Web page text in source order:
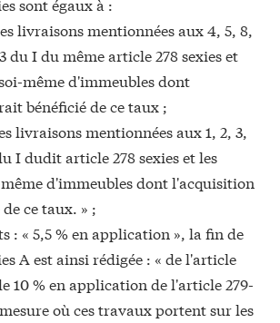
livraisons mentionnées aux 4, 5, 8,
du I du même article 278 sexies et
même d'immeubles dont
bénéficié de ce taux ;
livraisons mentionnées aux 1, 2, 3,
I dudit article 278 sexies et les
d'immeubles dont l'acquisition
ce taux. » ;
: « 5,5 % en application », la fin de
A est ainsi rédigée : « de l'article
10 % en application de l'article 279-
où ces travaux portent sur les